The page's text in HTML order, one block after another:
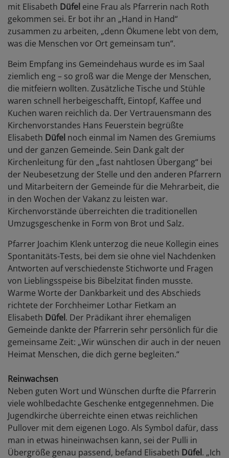
mit Elisabeth Düfel eine Frau als Pfarrerin nach Roth
gekommen sei. Er bot ihr an „Hand in Hand“
zusammen zu arbeiten, „denn Ökumene lebt von dem,
was die Menschen vor Ort gemeinsam tun“.
Beim Empfang ins Gemeindehaus wurde es im Saal
ziemlich eng – so groß war die Menge der Menschen,
die mitfeiern wollten. Zusätzliche Tische und Stühle
waren schnell herbeigeschafft, Eintopf, Kaffee und
Kuchen waren reichlich da. Der Vertrauensmann des
Kirchenvorstandes Hans Feuerstein begrüßte
Elisabeth Düfel noch einmal im Namen des Gremiums
und der ganzen Gemeinde. Sein Dank galt der
Kirchenleitung für den „fast nahtlosen Übergang“ bei
der Neubesetzung der Stelle und den anderen Pfarrern
und Mitarbeitern der Gemeinde für die Mehrarbeit, die
in den Wochen der Vakanz zu leisten war.
Kirchenvorstände überreichten die traditionellen
Umzugsgeschenke in Form von Brot und Salz.
Pfarrer Joachim Klenk unterzog die neue Kollegin eines
Spontanitäts-Tests, bei dem sie ohne viel Nachdenken
Antworten auf verschiedenste Stichworte und Fragen
von Lieblingsspeise bis Bibelzitat finden musste.
Warme Worte der Dankbarkeit und des Abschieds
richtete der Forchheimer Lothar Fietkam an
Elisabeth Düfel. Der Prädikant ihrer ehemaligen
Gemeinde dankte der Pfarrerin sehr persönlich für die
gemeinsame Zeit: „Wir wünschen dir auch in der neuen
Heimat Menschen, die dich gerne begleiten.“
Reinwachsen
Neben guten Wort und Wünschen durfte die Pfarrerin
viele wohlbedachte Geschenke entgegennehmen. Die
Jugendkirche überreichte einen etwas reichlichen
Pullover mit dem eigenen Logo. Als Symbol dafür, dass
man in etwas hineinwachsen kann, sei der Pulli in
Übergröße genau passend, befand Elisabeth Düfel. „Ich